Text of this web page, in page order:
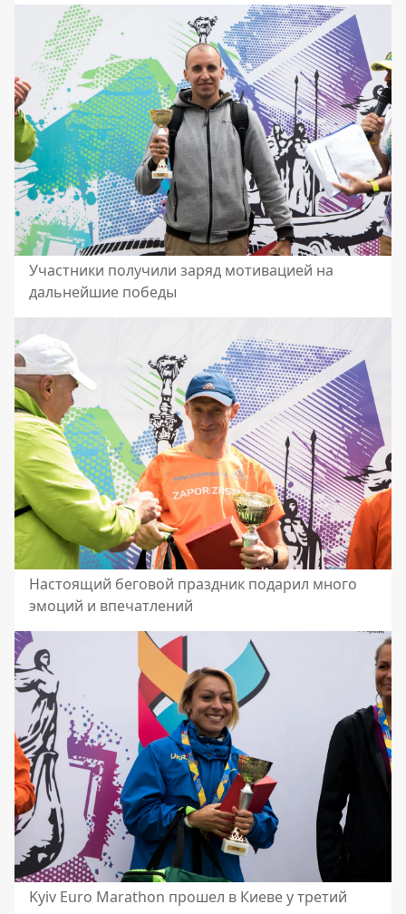
Участники получили заряд мотивацией на
дальнейшие победы
Настоящий беговой праздник подарил много
эмоций и впечатлений
Kyiv Euro Marathon прошел в Киеве у третий